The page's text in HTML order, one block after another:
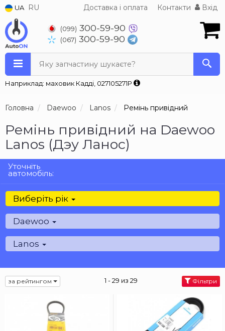
UA RU Доставка і оплата Контакти Вхід
(099) 300-59-90
(067) 300-59-90
Яку запчастину шукаєте?
Наприклад: маховик Кадді, 027105271P
Головна Daewoo Lanos Ремінь привідний
Ремінь привідний на Daewoo
Lanos (Дэу Ланос)
Уточніть
автомобіль:
Виберіть рік
Daewoo
Lanos
за рейтингом 1 - 29 из 29 Фільтри